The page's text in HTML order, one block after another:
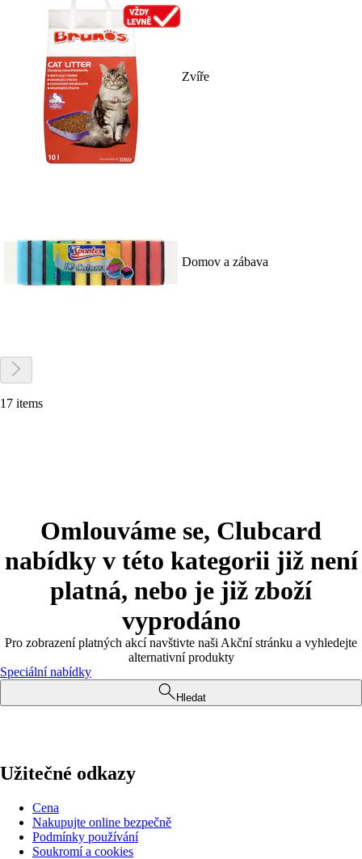
Zvíře
Domov a zábava
17 items
Omlouváme se, Clubcard
nabídky v této kategorii již není
platná, nebo je již zboží
vyprodáno
Pro zobrazení platných akcí navštivte naši Akční stránku a vyhledejte
alternativní produkty
Speciální nabídky
Hledat
Užitečné odkazy
Cena
Nakupujte online bezpečně
Podmínky používání
Soukromí a cookies